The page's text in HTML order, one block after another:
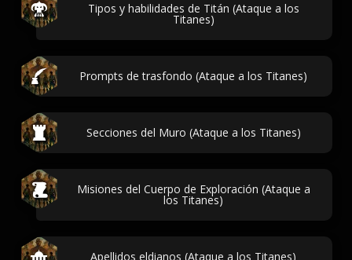
Tipos y habilidades de Titán (Ataque a los
Titanes)
Prompts de trasfondo (Ataque a los Titanes)
Secciones del Muro (Ataque a los Titanes)
Misiones del Cuerpo de Exploración (Ataque a
los Titanes)
Apellidos eldianos (Ataque a los Titanes)